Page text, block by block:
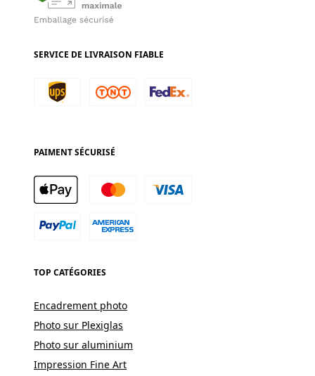
SERVICE DE LIVRAISON FIABLE
PAIMENT SÉCURISÉ
TOP CATÉGORIES
Encadrement photo
Photo sur Plexiglas
Photo sur aluminium
Impression Fine Art